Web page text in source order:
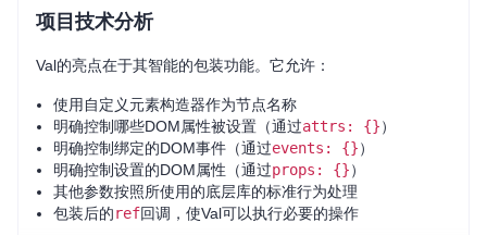
项目技术分析
Val的亮点在于其智能的包装功能。它允许：
使用自定义元素构造器作为节点名称
明确控制哪些DOM属性被设置（通过attrs: {}）
明确控制绑定的DOM事件（通过events: {}）
明确控制设置的DOM属性（通过props: {}）
其他参数按照所使用的底层库的标准行为处理
包装后的ref回调，使Val可以执行必要的操作